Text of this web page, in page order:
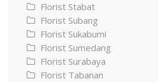
Florist Stabat
Florist Subang
Florist Sukabumi
Florist Sumedang
Florist Surabaya
Florist Tabanan